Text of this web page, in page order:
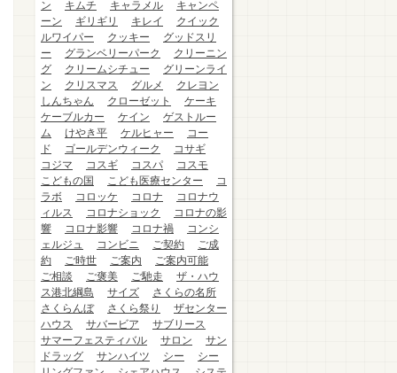
ン
キムチ キャラメル
キャンペ
ーン
ギリギリ キレイ
クイック
ルワイパー
クッキー
グッドスリ
ー
グランベリーパーク
クリーニン
グ
クリームシチュー
グリーンライ
ン
クリスマス グルメ
クレヨン
しんちゃん
クローゼット
ケーキ
ケーブルカー
ケイン
ゲストルー
ム
けやき平 ケルヒャー
コー
ド
ゴールデンウィーク
コサギ
コジマ
コスギ コスパ
コスモ
こどもの国
こども医療センター
コ
ラボ
コロッケ コロナ
コロナウ
ィルス
コロナショック
コロナの影
響
コロナ影響 コロナ禍
コンシ
ェルジュ
コンビニ ご契約
ご成
約
ご時世 ご案内
ご案内可能
ご相談
ご褒美 ご馳走
ザ・ハウ
ス港北綱島
サイズ
さくらの名所
さくらんぼ
さくら祭り
ザセンター
ハウス
サバービア
サブリース
サマーフェスティバル
サロン
サン
ドラッグ
サンハイツ シー
シー